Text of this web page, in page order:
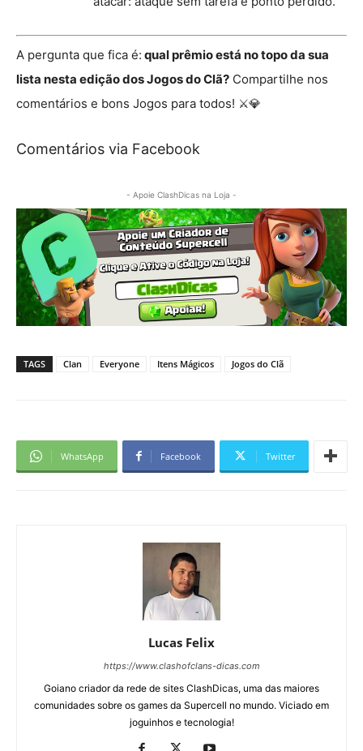
A pergunta que fica é: qual prêmio está no topo da sua
lista nesta edição dos Jogos do Clã? Compartilhe nos
comentários e bons Jogos para todos! ⚔️💎
Comentários via Facebook
- Apoie ClashDicas na Loja -
TAGS Clan Everyone Itens Mágicos Jogos do Clã
WhatsApp Facebook Twitter
Lucas Felix
https://www.clashofclans-dicas.com
Goiano criador da rede de sites ClashDicas, uma das maiores
comunidades sobre os games da Supercell no mundo. Viciado em
joguinhos e tecnologia!